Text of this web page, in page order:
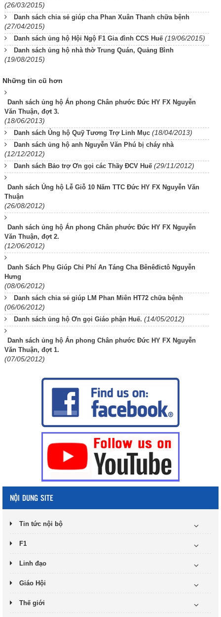
(26/03/2015)
Danh sách chia sẻ giúp cha Phan Xuân Thanh chữa bệnh
(27/04/2015)
Danh sách ủng hộ Hội Ngộ F1 Gia đình CCS Huế (19/06/2015)
Danh sách ủng hộ nhà thờ Trung Quán, Quảng Bình
(19/08/2015)
Những tin cũ hơn
Danh sách ủng hộ Án phong Chân phước Đức HY FX Nguyễn
Văn Thuận, đợt 3.
(18/06/2013)
Danh sách Ủng hộ Quỹ Tương Trợ Linh Mục (18/04/2013)
Danh sách ủng hộ anh Nguyễn Văn Phú bị cháy nhà
(12/12/2012)
Danh sách Bảo trợ Ơn gọi các Thầy ĐCV Huế (29/11/2012)
Danh sách Ủng hộ Lễ Giỗ 10 Năm TTC Đức HY FX Nguyễn Văn
Thuận
(26/08/2012)
Danh sách ủng hộ Án phong Chân phước Đức HY FX Nguyễn
Văn Thuận, đợt 2.
(12/06/2012)
Danh Sách Phụ Giúp Chi Phí An Táng Cha Bênêđictô Nguyễn
Hưng
(08/06/2012)
Danh sách chia sẻ giúp LM Phan Miên HT72 chữa bệnh
(06/06/2012)
Danh sách ủng hộ Ơn gọi Giáo phận Huế. (14/05/2012)
Danh sách ủng hộ Án phong Chân phước Đức HY FX Nguyễn
Văn Thuận, đợt 1.
(07/05/2012)
NỘI DUNG SITE
Tin tức nội bộ
F1
Linh đạo
Giáo Hội
Thế giới